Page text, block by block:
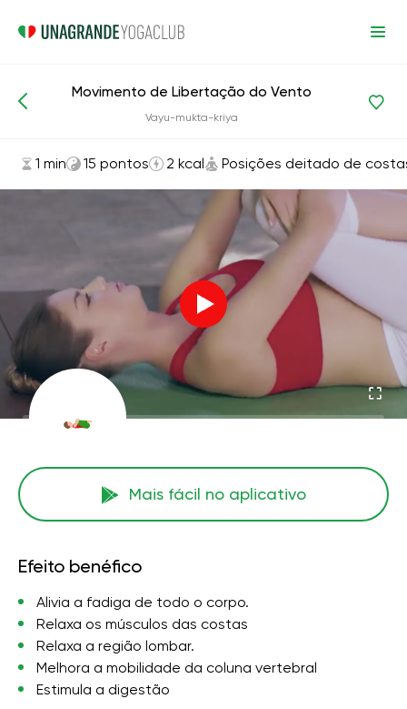
Asanas e exercícios Posições deitado de costas
Movimento de Libertação do Vento
Vayu-mukta-kriya
1 min 15 pontos 2 kcal Posições deitado de
Mais fácil no aplicativo
Efeito benéfico
Alivia a fadiga de todo o corpo.
Relaxa os músculos das costas
Relaxa a região lombar.
Melhora a mobilidade da coluna vertebral
Estimula a digestão